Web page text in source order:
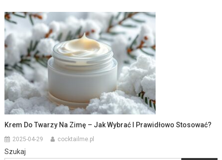
Krem Do Twarzy Na Zimę – Jak Wybrać I Prawidłowo Stosować?
2025-04-29 cocktailme.pl
Szukaj